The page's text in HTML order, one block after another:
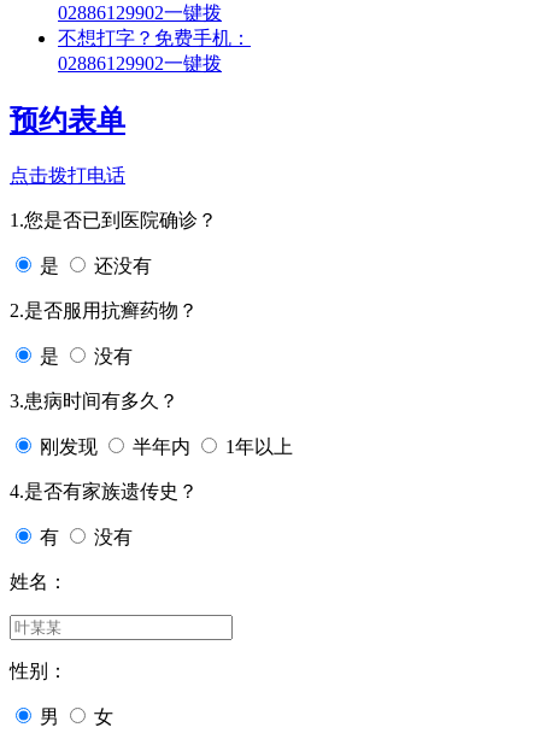
02886129902一键拨
不想打字？免费手机：
02886129902一键拨
预约表单
点击拨打电话
1.您是否已到医院确诊？
是 还没有
2.是否服用抗癣药物？
是 没有
3.患病时间有多久？
刚发现 半年内 1年以上
4.是否有家族遗传史？
有 没有
姓名：
性别：
男 女